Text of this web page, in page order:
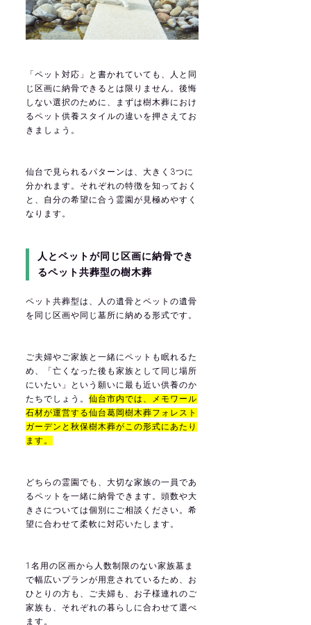
「ペット対応」と書かれていても、人と同
じ区画に納骨できるとは限りません。後悔
しない選択のために、まずは樹木葬におけ
るペット供養スタイルの違いを押さえてお
きましょう。
仙台で見られるパターンは、大きく3つに
分かれます。それぞれの特徴を知っておく
と、自分の希望に合う霊園が見極めやすく
なります。
人とペットが同じ区画に納骨でき
るペット共葬型の樹木葬
ペット共葬型は、人の遺骨とペットの遺骨
を同じ区画や同じ墓所に納める形式です。
ご夫婦やご家族と一緒にペットも眠れるた
め、「亡くなった後も家族として同じ場所
にいたい」という願いに最も近い供養のか
たちでしょう。仙台市内では、メモワール
石材が運営する仙台葛岡樹木葬フォレスト
ガーデンと秋保樹木葬がこの形式にあたり
ます。
どちらの霊園でも、大切な家族の一員であ
るペットを一緒に納骨できます。頭数や大
きさについては個別にご相談ください。希
望に合わせて柔軟に対応いたします。
1名用の区画から人数制限のない家族墓ま
で幅広いプランが用意されているため、お
ひとりの方も、ご夫婦も、お子様連れのご
家族も、それぞれの暮らしに合わせて選べ
ます。